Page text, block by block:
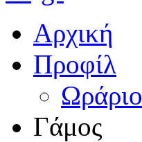
Αρχική
Προφίλ
Ωράριο
Γάμος